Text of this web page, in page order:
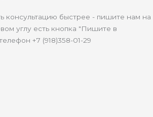
консультацию быстрее - пишите нам на
углу есть кнопка "Пишите в
+7 (918)358-01-29